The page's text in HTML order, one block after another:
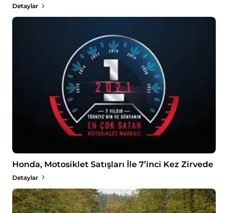
Detaylar
Honda, Motosiklet Satışları İle 7’inci Kez Zirvede
Detaylar